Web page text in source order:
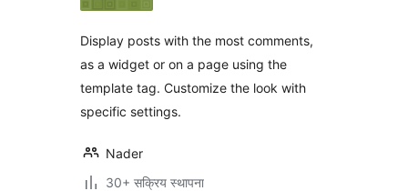
Display posts with the most comments,
as a widget or on a page using the
template tag. Customize the look with
specific settings.
Nader
30+ सक्रिय स्थापना